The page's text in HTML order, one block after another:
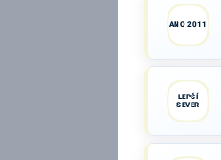
ANO 2011
LEPŠÍ
SEVER